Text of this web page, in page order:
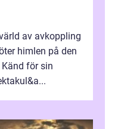
av avkoppling
himlen på den
för sin